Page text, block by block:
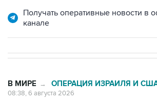
Получать оперативные новости в
канале
В МИРЕ → ОПЕРАЦИЯ ИЗРАИЛЯ И
08:38, 6 августа 2026